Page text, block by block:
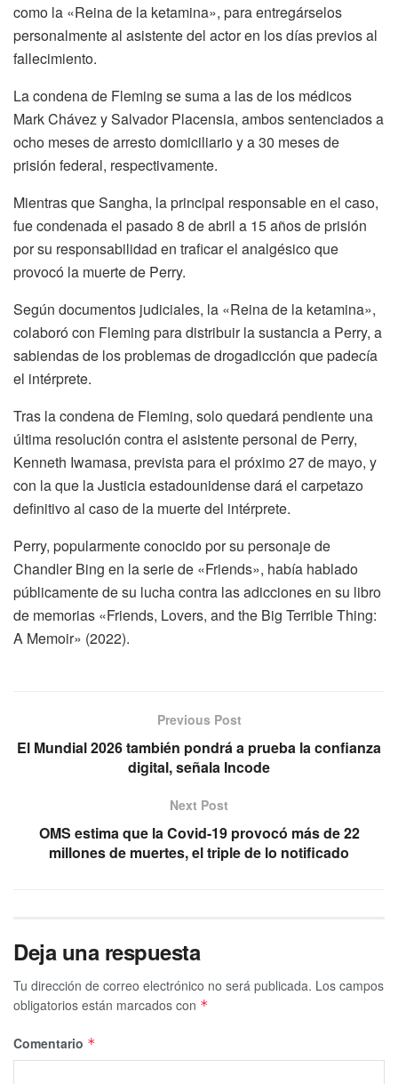
como la «Reina de la ketamina», para entregárselos
personalmente al asistente del actor en los días previos al
fallecimiento.
La condena de Fleming se suma a las de los médicos
Mark Chávez y Salvador Placensia, ambos sentenciados a
ocho meses de arresto domiciliario y a 30 meses de
prisión federal, respectivamente.
Mientras que Sangha, la principal responsable en el caso,
fue condenada el pasado 8 de abril a 15 años de prisión
por su responsabilidad en traficar el analgésico que
provocó la muerte de Perry.
Según documentos judiciales, la «Reina de la ketamina»,
colaboró con Fleming para distribuir la sustancia a Perry, a
sabiendas de los problemas de drogadicción que padecía
el intérprete.
Tras la condena de Fleming, solo quedará pendiente una
última resolución contra el asistente personal de Perry,
Kenneth Iwamasa, prevista para el próximo 27 de mayo, y
con la que la Justicia estadounidense dará el carpetazo
definitivo al caso de la muerte del intérprete.
Perry, popularmente conocido por su personaje de
Chandler Bing en la serie de «Friends», había hablado
públicamente de su lucha contra las adicciones en su libro
de memorias «Friends, Lovers, and the Big Terrible Thing:
A Memoir» (2022).
Previous Post
El Mundial 2026 también pondrá a prueba la confianza
digital, señala Incode
Next Post
OMS estima que la Covid-19 provocó más de 22
millones de muertes, el triple de lo notificado
Deja una respuesta
Tu dirección de correo electrónico no será publicada. Los campos
obligatorios están marcados con *
Comentario *